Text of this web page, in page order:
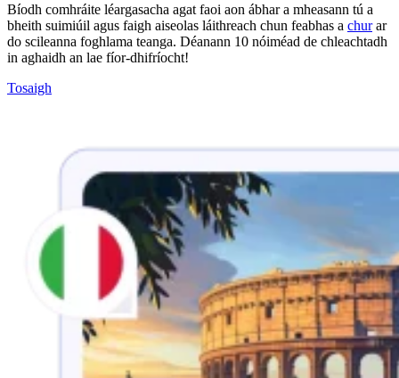
Bíodh comhráite léargasacha agat faoi aon ábhar a mheasann tú a
bheith suimiúil agus faigh aiseolas láithreach chun feabhas a churar
do scileanna foghlama teanga. Déanann 10 nóiméad de chleachtadh
in aghaidh an lae fíor-dhifríocht!
Tosaigh